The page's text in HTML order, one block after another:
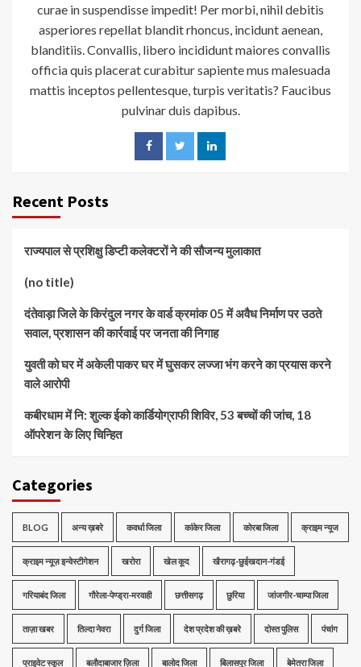
curae in suspendisse impedit! Per morbi, nihil debitis
asperiores repellat blandit rhoncus, incidunt aenean,
blanditiis. Convallis, libero incididunt maiores convallis
officia quis placerat curabitur sapiente mus malesuada
mattis inceptos pellentesque, turpis veritatis? Faucibus
pulvinar duis dapibus.
Recent Posts
राज्यपाल से प्रशिक्षु डिप्टी कलेक्टरों ने की सौजन्य मुलाकात
(no title)
दंतेवाड़ा जिले के किरंदुल नगर के वार्ड क्रमांक 05 में अवैध निर्माण पर उठते
सवाल, प्रशासन की कार्रवाई पर जनता की निगाह
युवती को घर में अकेली पाकर घर में घुसकर लज्जा भंग करने का प्रयास करने
वाले आरोपी
कबीरधाम में नि: शुल्क ईको कार्डियोग्राफी शिविर, 53 बच्चों की जांच, 18
ऑपरेशन के लिए चिन्हित
Categories
BLOG अन्य ख़बरे कवर्धा जिला कांकेर जिला कोरबा जिला क्राइम न्यूज
क्राइम न्यूज़ इन्वेस्टीगेशन खरोरा खेल कूद खैरागढ़-छुईखदान-गंडई
गरियाबंद जिला गौरेला-पेण्ड्रा-मरवाही छत्तीसगढ़ छुरिया जांजगीर-चाम्पा जिला
ताज़ा खबर तिल्दा नेवरा दुर्ग जिला देश प्रदेश की ख़बरे दोस्त पुलिस पंचांग
प्राइवेट स्कूल बलौदाबाजार ज़िला बालोद जिला बिलासपुर जिला बेमेतरा जिला